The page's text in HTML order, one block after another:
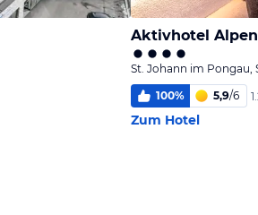
Aktivhotel
St. Johann im Pongau,
100% 5,9/6
Zum Hotel